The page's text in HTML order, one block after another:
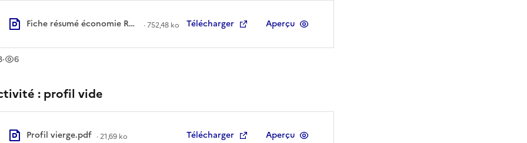
Fiche résumé économie RS.pdf ·752,48 ko Télécharger Aperçu
· 6
vues
: profil vide
Profil vierge.pdf ·21,69 ko Télécharger Aperçu